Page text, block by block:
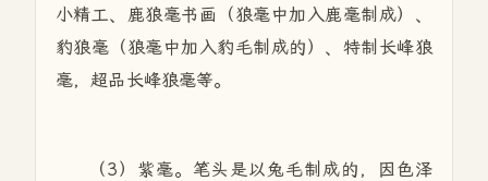
小精工、鹿狼毫书画（狼毫中加入鹿毫制成）、
豹狼毫（狼毫中加入豹毛制成的）、特制长峰狼
毫，超品长峰狼毫等。
（3）紫毫。笔头是以兔毛制成的，因色泽